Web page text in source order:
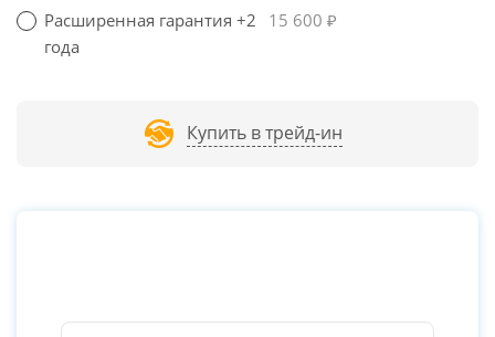
Расширенная гарантия +2
года
15 600 ₽
Купить в трейд-ин